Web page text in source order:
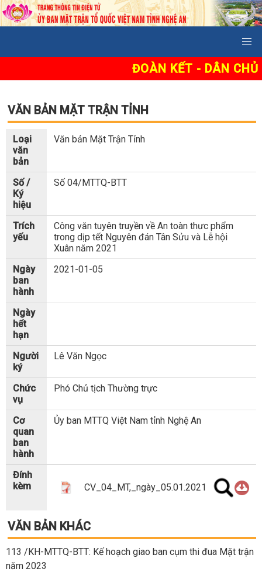
ĐOÀN KẾT - DÂN
VĂN BẢN MẶT TRẬN TỈNH
Loại
văn
bản
Văn bản Mặt Trận Tỉnh
Số /
Ký
hiệu
Số 04/MTTQ-BTT
Trích
yếu
Công văn tuyên truyền về An toàn thưc phẩm
trong dịp tết Nguyên đán Tân Sửu và Lễ hội
Xuân năm 2021
Ngày
ban
hành
2021-01-05
Ngày
hết
hạn
Người
ký
Lê Văn Ngọc
Chức
vụ
Phó Chủ tịch Thường trực
Cơ
quan
ban
hành
Ủy ban MTTQ Việt Nam tỉnh Nghệ An
Đính
kèm
CV_04_MT,_ngày_05.01.2021
VĂN BẢN KHÁC
113 /KH-MTTQ-BTT: Kế hoạch giao ban cụm thi đua Mặt trận
năm 2023